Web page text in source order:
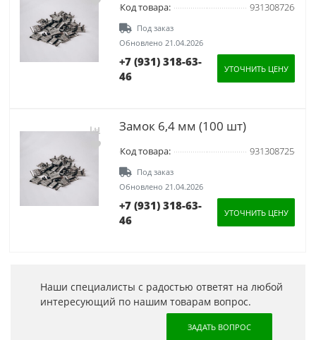
Код товара: 931308726
Под заказ
Обновлено 21.04.2026
+7 (931) 318-63-
46
УТОЧНИТЬ ЦЕНУ
Замок 6,4 мм (100 шт)
Код товара: 931308725
Под заказ
Обновлено 21.04.2026
+7 (931) 318-63-
46
УТОЧНИТЬ ЦЕНУ
Наши специалисты с радостью ответят на любой
интересующий по нашим товарам вопрос.
ЗАДАТЬ ВОПРОС